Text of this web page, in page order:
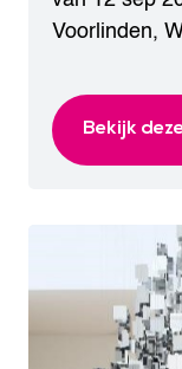
Voorlinden,
Bekijk